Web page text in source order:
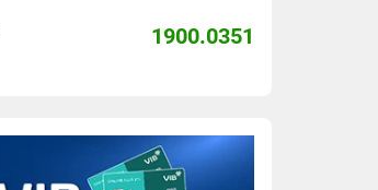
1900.0351